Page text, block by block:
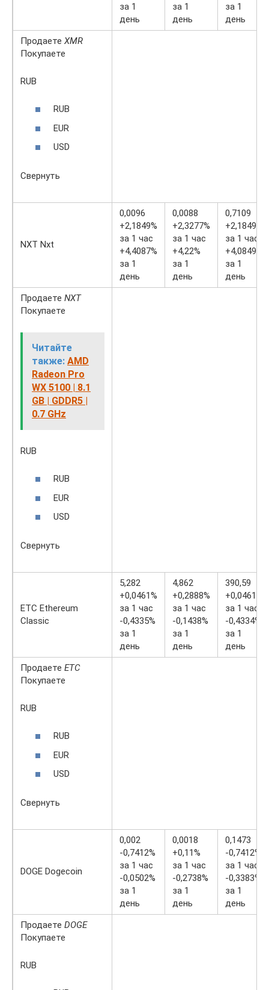
за 1
день
за 1
день
за 1
день
Продаете XMR
Покупаете
RUB
RUB
EUR
USD
Свернуть
NXT Nxt
0,0096
+2,1849%
за 1 час
+4,4087%
за 1
день
0,0088
+2,3277%
за 1 час
+4,22%
за 1
день
0,7109
+2,1849%
за 1 час
+4,0849%
за 1
день
Продаете NXT
Покупаете
Читайте
также: AMD
Radeon Pro
WX 5100 | 8.1
GB | GDDR5 |
0.7 GHz
RUB
RUB
EUR
USD
Свернуть
ETC Ethereum
Classic
5,282
+0,0461%
за 1 час
-0,4335%
за 1
день
4,862
+0,2888%
за 1 час
-0,1438%
за 1
день
390,59
+0,0461%
за 1 час
-0,4334%
за 1
день
Продаете ETC
Покупаете
RUB
RUB
EUR
USD
Свернуть
DOGE Dogecoin
0,002
-0,7412%
за 1 час
-0,0502%
за 1
день
0,0018
+0,11%
за 1 час
-0,2738%
за 1
день
0,1473
-0,7412%
за 1 час
-0,3383%
за 1
день
Продаете DOGE
Покупаете
RUB